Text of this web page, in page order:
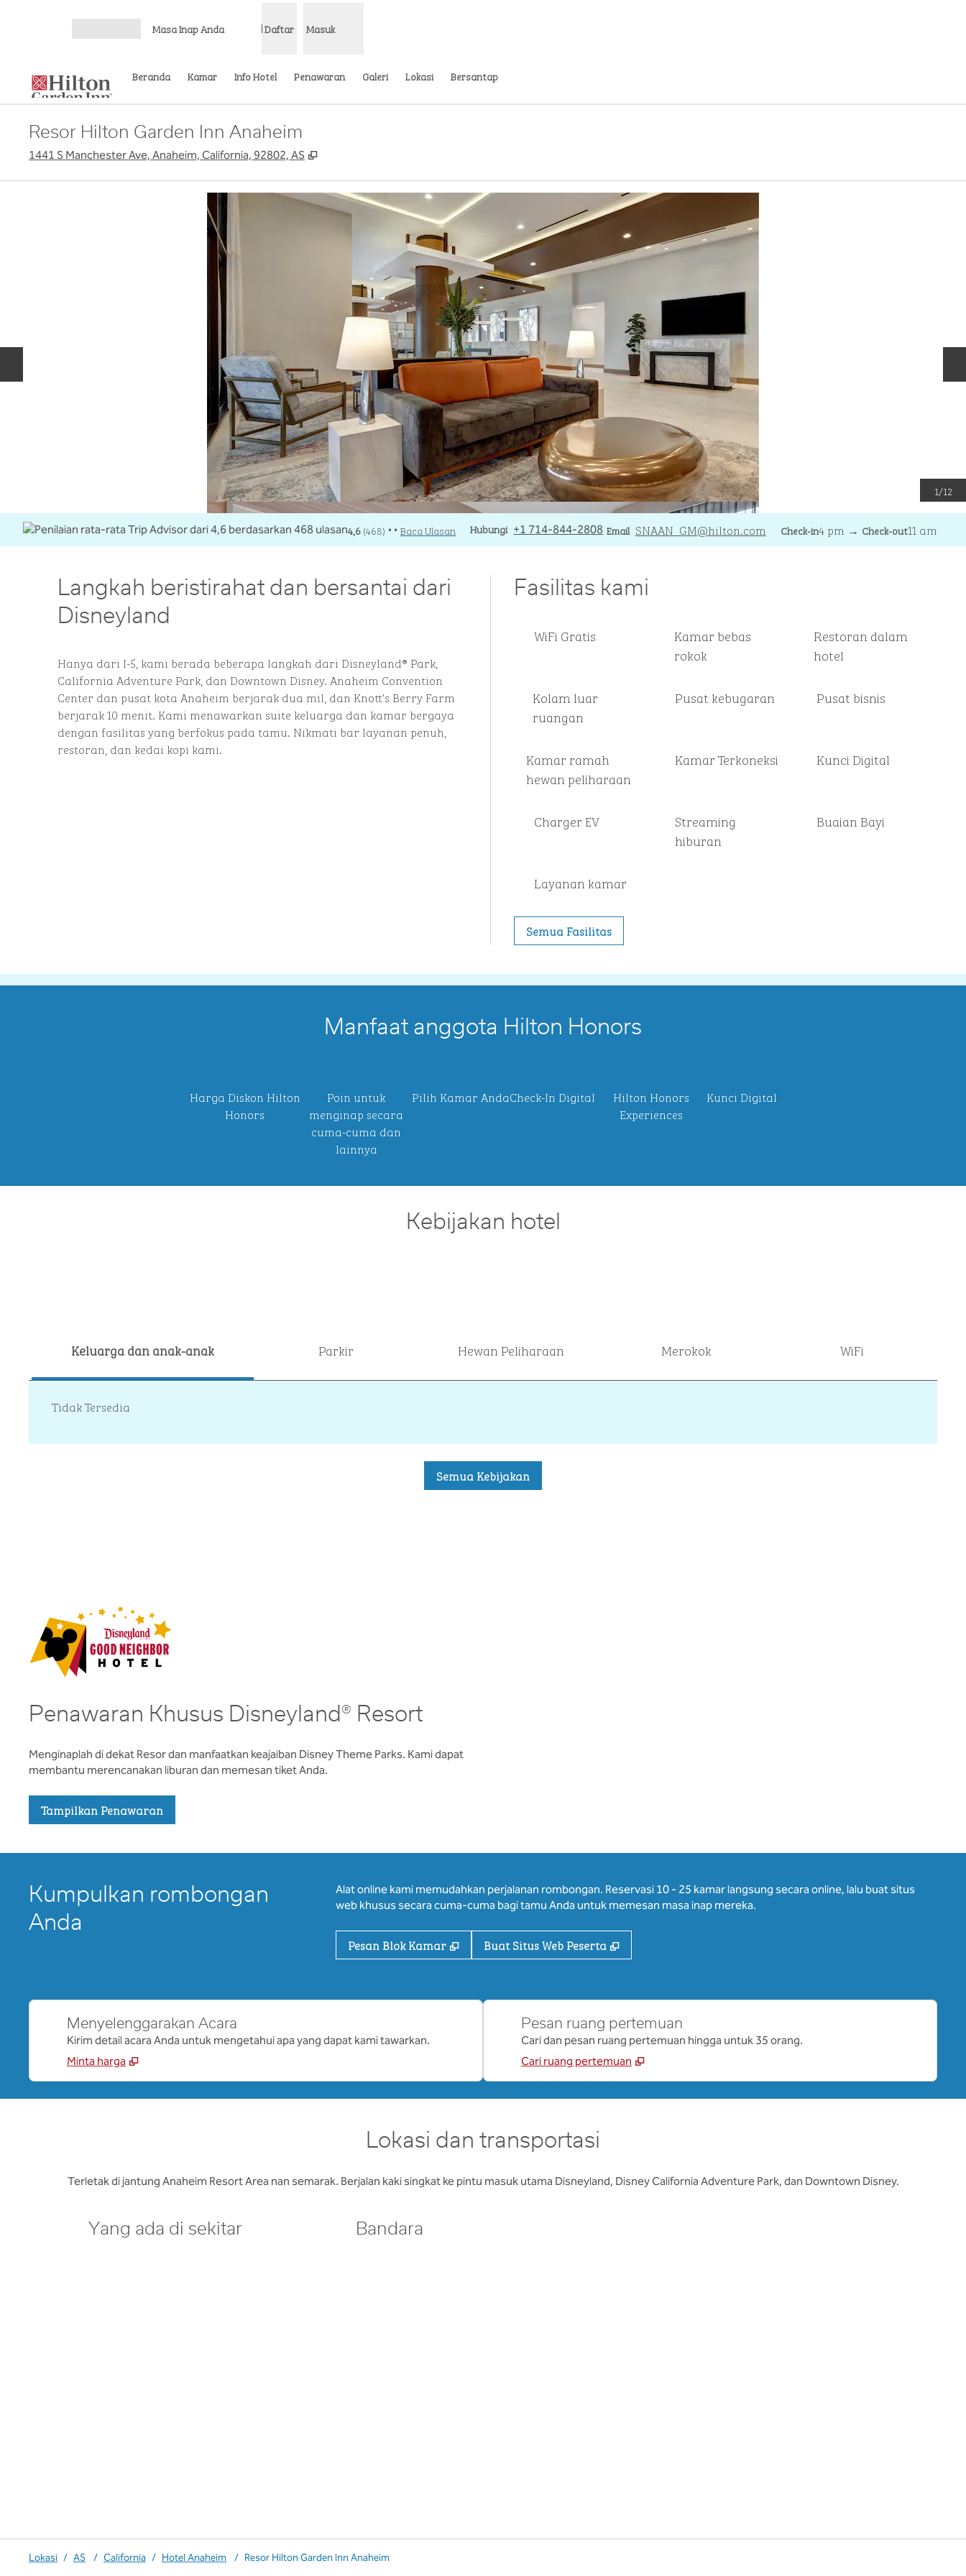
Masa Inap Anda Daftar Masuk
Beranda Kamar Info Hotel Penawaran Galeri Lokasi Bersantap
Resor Hilton Garden Inn Anaheim
1441 S Manchester Ave, Anaheim, California, 92802, AS ,
1/12
4,6(468) • • Baca Ulasan Hubungi
Panggilan+1 714-844-2808 Email
Email SNAAN_GM@hilton.com Check-in4 pm → Check-out11 am
Langkah beristirahat dan bersantai dari
Disneyland
Hanya dari I-5, kami berada beberapa langkah dari Disneyland® Park,
California Adventure Park, dan Downtown Disney. Anaheim Convention
Center dan pusat kota Anaheim berjarak dua mil, dan Knott's Berry Farm
berjarak 10 menit. Kami menawarkan suite keluarga dan kamar bergaya
dengan fasilitas yang berfokus pada tamu. Nikmati bar layanan penuh,
restoran, dan kedai kopi kami.
Fasilitas kami
WiFi Gratis
Kamar bebas
rokok
Restoran dalam
hotel
Kolam luar
ruangan
Pusat kebugaran Pusat bisnis
Kamar ramah
hewan peliharaan
Kamar Terkoneksi Kunci Digital
Charger EV
Streaming
hiburan
Buaian Bayi
Layanan kamar
Semua Fasilitas
Manfaat anggota Hilton Honors
Harga Diskon Hilton
Honors
Poin untuk
menginap secara
cuma-cuma dan
lainnya
Pilih Kamar AndaCheck-In Digital
Hilton Honors
Experiences
Kunci Digital
Kebijakan hotel
Keluarga dan anak-anak Parkir Hewan Peliharaan Merokok WiFi
Tidak Tersedia
Semua Kebijakan
Penawaran Khusus Disneyland® Resort
Menginaplah di dekat Resor dan manfaatkan keajaiban Disney Theme Parks. Kami dapat
membantu merencanakan liburan dan memesan tiket Anda.
Tampilkan Penawaran
Kumpulkan rombongan
Anda
Alat online kami memudahkan perjalanan rombongan. Reservasi 10 - 25 kamar langsung secara online, lalu buat situs
web khusus secara cuma-cuma bagi tamu Anda untuk memesan masa inap mereka.
Pesan Blok Kamar , Buka tab baru
Buat Situs Web Peserta ,
Menyelenggarakan Acara
Kirim detail acara Anda untuk mengetahui apa yang dapat kami tawarkan.
Minta harga
Pesan ruang pertemuan
Cari dan pesan ruang pertemuan hingga untuk 35 orang.
Cari ruang pertemuan
Lokasi dan transportasi
Terletak di jantung Anaheim Resort Area nan semarak. Berjalan kaki singkat ke pintu masuk utama Disneyland, Disney California Adventure Park, dan Downtown Disney.
Yang ada di sekitar Bandara
Lokasi / AS / California / Hotel Anaheim / Resor Hilton Garden Inn Anaheim